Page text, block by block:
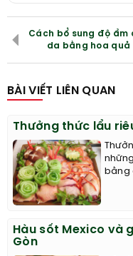
Cách bổ sung độ ẩm
da bằng hoa quả
BÀI VIẾT LIÊN QUAN
Thưởng thức lẩu
bằng
Hàu sốt Mexico và
Gòn